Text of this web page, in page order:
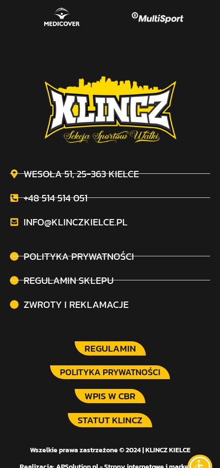
WESOŁA 51, 25-363 KIELCE
+48 514 514 051
INFO@KLINCZKIELCE.PL
POLITYKA PRYWATNOŚCI
REGULAMIN SKLEPU
ZWROTY I REKLAMACJE
REGULAMIN
POLITYKA PRYWATNOŚCI
WPIS W CBR
STATUT KLINCZ
Wszelkie prawa zastrzeżone © 2024 | KLINCZ KIELCE